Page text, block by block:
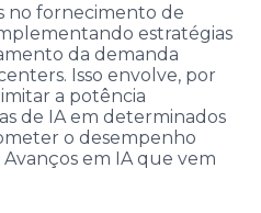
no fornecimento de
estratégias
da demanda
Isso envolve, por
a potência
de IA em determinados
o desempenho
Avanços em IA que vem